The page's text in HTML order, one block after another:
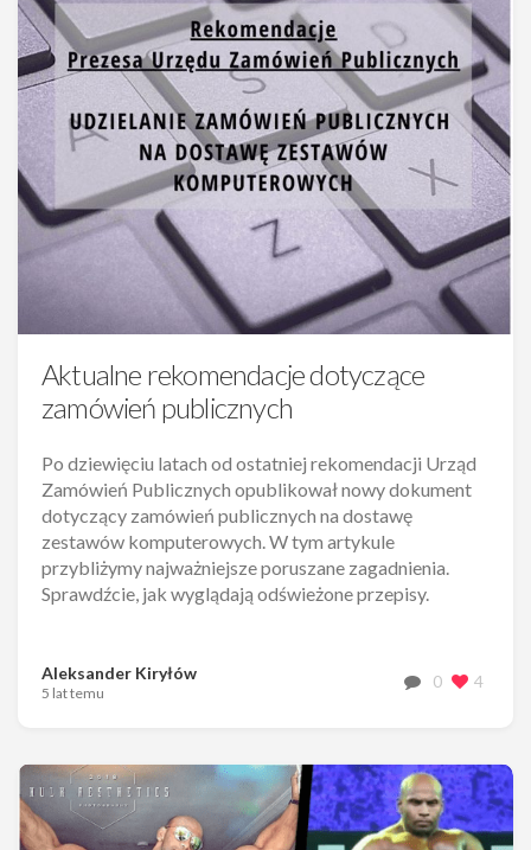
Aktualne rekomendacje dotyczące
zamówień publicznych
Po dziewięciu latach od ostatniej rekomendacji Urząd
Zamówień Publicznych opublikował nowy dokument
dotyczący zamówień publicznych na dostawę
zestawów komputerowych. W tym artykule
przybliżymy najważniejsze poruszane zagadnienia.
Sprawdźcie, jak wyglądają odświeżone przepisy.
Aleksander Kiryłów
5 lat temu
0 4